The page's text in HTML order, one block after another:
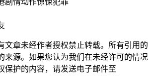
剧情动作惊悚犯罪
文章未经作者授权禁止转载。所有引用的
来源。如果您认为我们在未经许可的情况
保护的内容，请发送电子邮件至